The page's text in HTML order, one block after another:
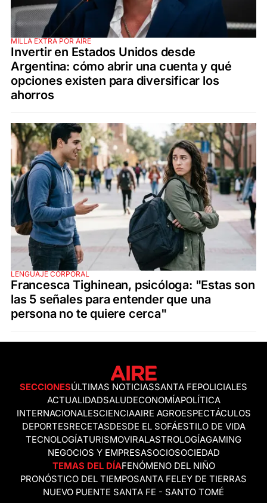
MILLA EXTRA POR AIRE
Invertir en Estados Unidos desde
Argentina: cómo abrir una cuenta y qué
opciones existen para diversificar los
ahorros
LENGUAJE CORPORAL
Francesca Tighinean, psicóloga: "Estas son
las 5 señales para entender que una
persona no te quiere cerca"
SECCIONESÚLTIMAS NOTICIASSANTA FEPOLICIALES
ACTUALIDADSALUDECONOMÍAPOLÍTICA
INTERNACIONALESCIENCIAAIRE AGROESPECTÁCULOS
DEPORTESRECETASDESDE EL SOFÁESTILO DE VIDA
TECNOLOGÍATURISMOVIRALASTROLOGÍAGAMING
NEGOCIOS Y EMPRESASOCIOSOCIEDAD
TEMAS DEL DÍAFENÓMENO DEL NIÑO
PRONÓSTICO DEL TIEMPOSANTA FELEY DE TIERRAS
NUEVO PUENTE SANTA FE - SANTO TOMÉ